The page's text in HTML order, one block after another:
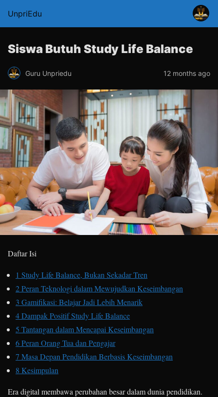
UnpriEdu
Siswa Butuh Study Life Balance
Guru Unpriedu 12 months ago
Daftar Isi
1 Study Life Balance, Bukan Sekadar Tren
2Peran Teknologi dalam Mewujudkan Keseimbangan
3 Gamifikasi: Belajar Jadi Lebih Menarik
4Dampak Positif Study Life Balance
5 Tantangan dalam Mencapai Keseimbangan
6Peran Orang Tua dan Pengajar
7 Masa Depan Pendidikan Berbasis Keseimbangan
8 Kesimpulan
Era digital membawa perubahan besar dalam dunia pendidikan.